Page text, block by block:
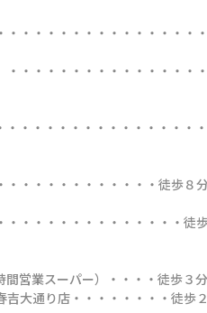
・・・・・・・・・・・・・・・
・・・・・・・・・・・・・・・
・・・・・・・・・・・・・・・
・・・・・・・・・・・・徒歩８
・・・・・・・・・・・・・・徒
間営業スーパー）・・・・徒歩３分
吉大通り店・・・・・・・・徒歩